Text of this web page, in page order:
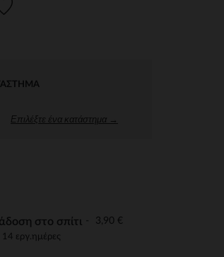
Επιλέξτε ένα κατάστημα →
στο σπίτι 3,90 €
14 εργ.ημέρες